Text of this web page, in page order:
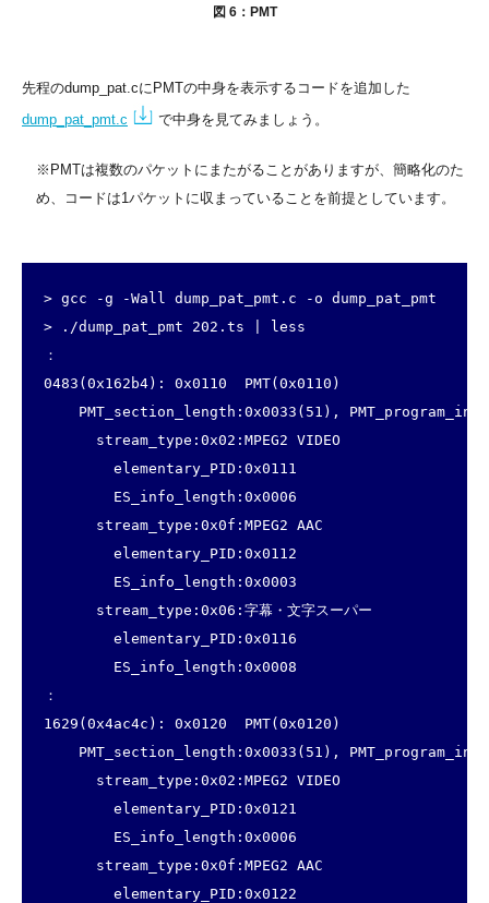
図 6：PMT
先程のdump_pat.cにPMTの中身を表示するコードを追加した
dump_pat_pmt.c
で中身を見てみましょう。
※PMTは複数のパケットにまたがることがありますが、簡略化のた
め、コードは1パケットに収まっていることを前提としています。
> gcc -g -Wall dump_pat_pmt.c -o dump_pat_pmt
> ./dump_pat_pmt 202.ts | less
：
0483(0x162b4): 0x0110  PMT(0x0110)
PMT_section_length:0x0033(51),
      stream_type:0x02:MPEG2 VIDEO
        elementary_PID:0x0111
        ES_info_length:0x0006
      stream_type:0x0f:MPEG2 AAC
        elementary_PID:0x0112
        ES_info_length:0x0003
      stream_type:0x06:字幕・文字スーパー
        elementary_PID:0x0116
        ES_info_length:0x0008
：
1629(0x4ac4c): 0x0120  PMT(0x0120)
PMT_section_length:0x0033(51),
      stream_type:0x02:MPEG2 VIDEO
        elementary_PID:0x0121
        ES_info_length:0x0006
      stream_type:0x0f:MPEG2 AAC
        elementary_PID:0x0122